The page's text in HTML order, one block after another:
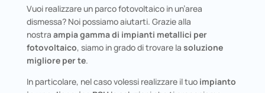
Vuoi realizzare un parco fotovoltaico in un’area
dismessa? Noi possiamo aiutarti. Grazie alla
nostra ampia gamma di impianti metallici per
fotovoltaico, siamo in grado di trovare la soluzione
migliore per te.
In particolare, nel caso volessi realizzare il tuo impianto